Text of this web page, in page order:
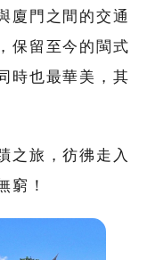
廈門之間的交通
保留至今的閩式
時也最華美，其
之旅，彷彿走入
窮！